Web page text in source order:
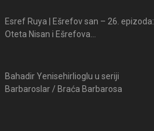
Esref Ruya | Ešrefov san – 26. epizoda:
Oteta Nisan i Ešrefova...
Bahadir Yenisehirlioglu u seriji
Barbaroslar / Braća Barbarosa